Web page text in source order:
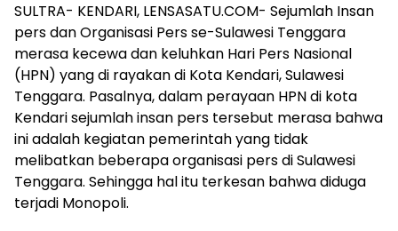
SULTRA- KENDARI, LENSASATU.COM- Sejumlah Insan
pers dan Organisasi Pers se-Sulawesi Tenggara
merasa kecewa dan keluhkan Hari Pers Nasional
(HPN) yang di rayakan di Kota Kendari, Sulawesi
Tenggara. Pasalnya, dalam perayaan HPN di kota
Kendari sejumlah insan pers tersebut merasa bahwa
ini adalah kegiatan pemerintah yang tidak
melibatkan beberapa organisasi pers di Sulawesi
Tenggara. Sehingga hal itu terkesan bahwa diduga
terjadi Monopoli.